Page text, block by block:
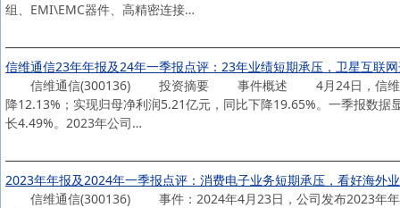
组、EMI\EMC器件、高精密连接…
信维通信23年年报及24年一季报点评：23年业绩短期承压，卫星互联
信维通信(300136) 投资摘要 事件概述 4月24日，信维通信发
降12.13%；实现归母净利润5.21亿元，同比下降19.65%。一季报数
长4.49%。2023年公司…
2023年年报及2024年一季报点评：消费电子业务短期承压，看好海外
信维通信(300136) 事件：2024年4月23日，公司发布2023年年